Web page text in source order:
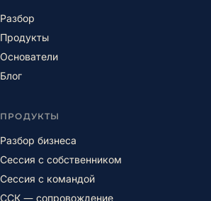
Разбор
Продукты
Основатели
Блог
ПРОДУКТЫ
Разбор бизнеса
Сессия с собственником
Сессия с командой
ССК — сопровождение